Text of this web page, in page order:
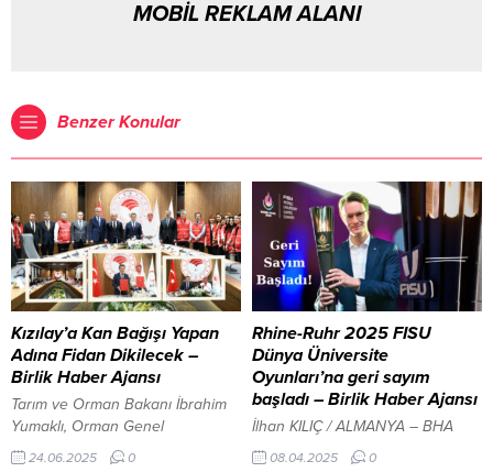
MOBİL REKLAM ALANI
Benzer Konular
Kızılay’a Kan Bağışı Yapan
Adına Fidan Dikilecek –
Birlik Haber Ajansı
Tarım ve Orman Bakanı İbrahim
Yumaklı, Orman Genel
Müdürlüğü’ndeki törende yaptığı
24.06.2025 0
Rhine-Ruhr 2025 FISU
Dünya Üniversite
Oyunları’na geri sayım
başladı – Birlik Haber Ajansı
İlhan KILIÇ / ALMANYA – BHA
Kuzey Ren-Vestfalya (NRW)
08.04.2025 0